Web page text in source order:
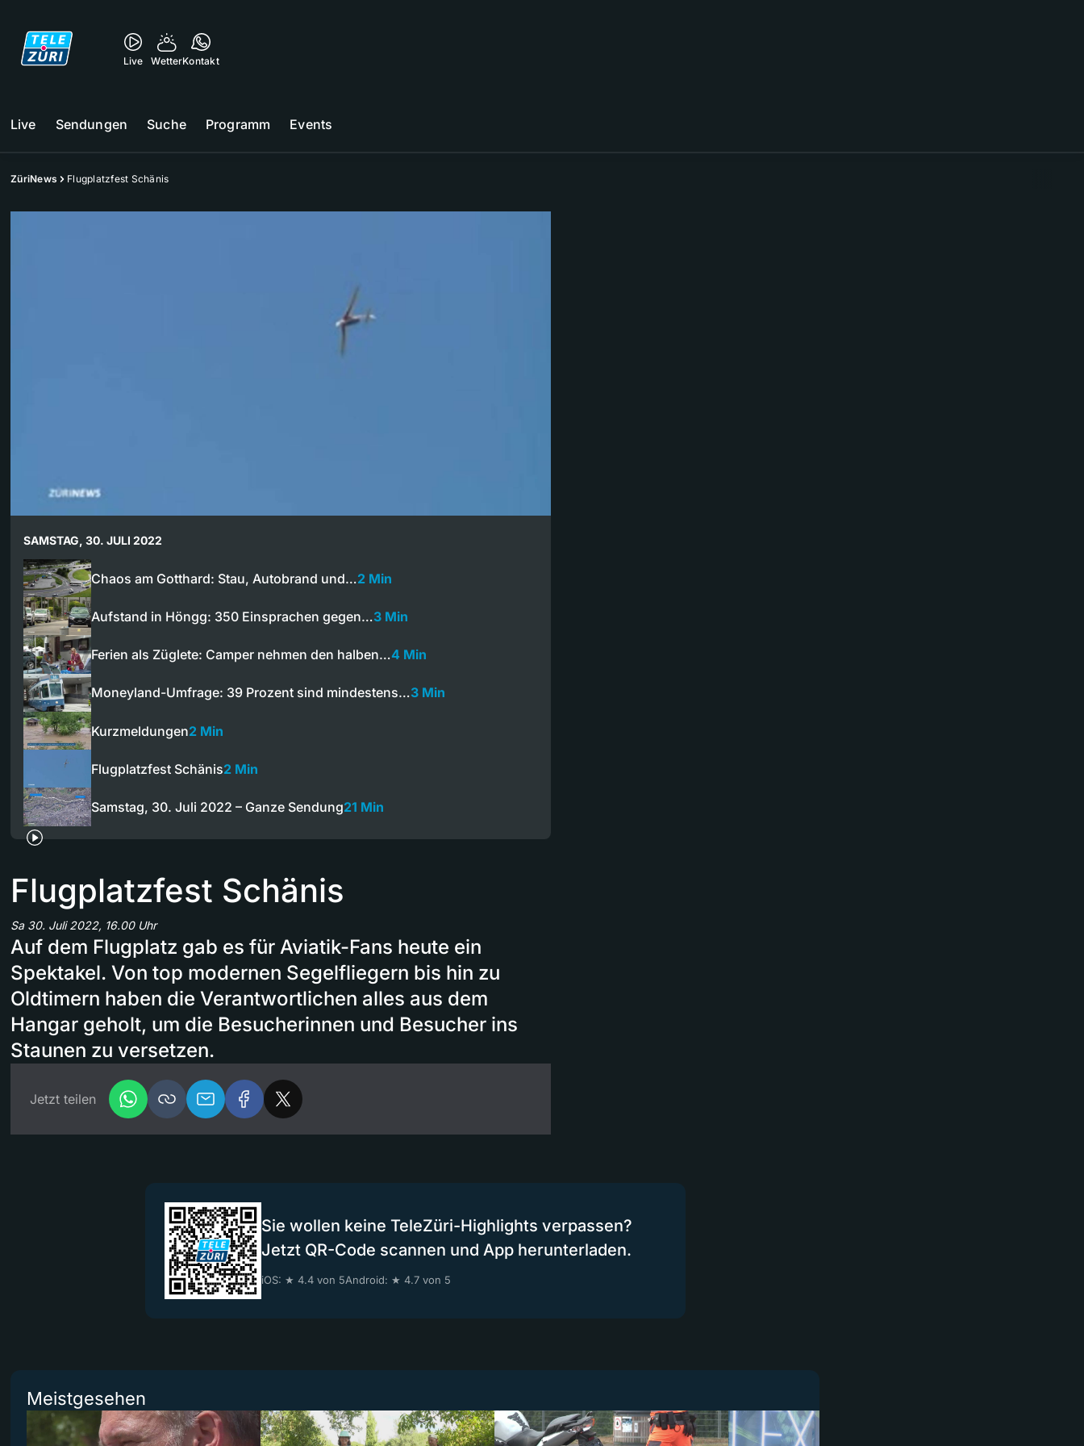
Live WetterKontakt
Live Sendungen Suche Programm Events
ZüriNews Flugplatzfest Schänis
SAMSTAG, 30. JULI 2022
Chaos am Gotthard: Stau, Autobrand und…2 Min
Aufstand in Höngg: 350 Einsprachen gegen…3 Min
Ferien als Züglete: Camper nehmen den halben…4 Min
Moneyland-Umfrage: 39 Prozent sind mindestens…3 Min
Kurzmeldungen2 Min
Flugplatzfest Schänis2 Min
Samstag, 30. Juli 2022 – Ganze Sendung21 Min
Flugplatzfest Schänis
Sa 30. Juli 2022, 16.00 Uhr
Auf dem Flugplatz gab es für Aviatik-Fans heute ein
Spektakel. Von top modernen Segelfliegern bis hin zu
Oldtimern haben die Verantwortlichen alles aus dem
Hangar geholt, um die Besucherinnen und Besucher ins
Staunen zu versetzen.
Jetzt teilen
Sie wollen keine TeleZüri-Highlights verpassen?
Jetzt QR-Code scannen und App herunterladen.
iOS: ★ 4.4 von 5Android: ★ 4.7 von 5
Meistgesehen